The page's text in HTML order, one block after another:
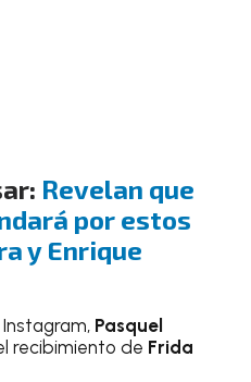
Revelan que
por estos
y Enrique
Pasquel
recibimiento de Frida